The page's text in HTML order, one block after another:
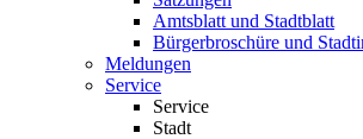
Amtsblatt und Stadtblatt
Bürgerbroschüre und
Meldungen
Service
Service
Stadt